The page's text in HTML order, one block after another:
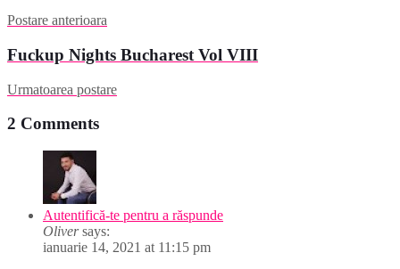
Postare anterioara
Fuckup Nights Bucharest Vol VIII
Urmatoarea postare
2 Comments
Autentifică-te pentru a răspunde
Oliver says:
ianuarie 14, 2021 at 11:15 pm